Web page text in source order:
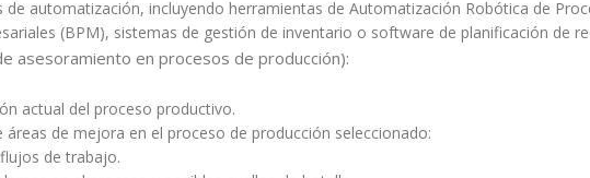
de automatización, incluyendo herramientas de Automatización Robótica de
(BPM), sistemas de gestión de inventario o software de planificación de
asesoramiento en procesos de producción):
actual del proceso productivo.
áreas de mejora en el proceso de producción seleccionado:
de trabajo.